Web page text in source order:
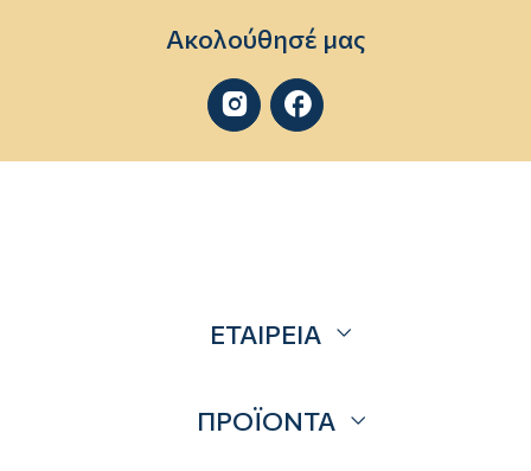
Ακολούθησέ μας
 
ΕΤΑΙΡΕΙΑ
Επικοινωνία
ΠΡΟΪΟΝΤΑ